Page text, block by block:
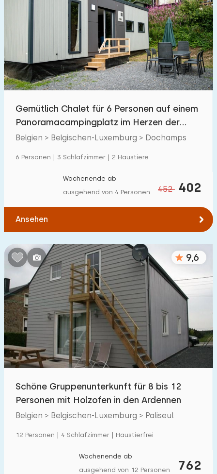
Gemütlich Chalet für 6 Personen auf einem
Panoramacampingplatz im Herzen der
Ardennen
Belgien > Belgischen-Luxemburg > Dochamps
6 Personen | 3 Schlafzimmer | 2 Haustiere
452 402
Wochenende ab
ausgehend von 4 Personen
Ansehen
9,6
Schöne Gruppenunterkunft für 8 bis 12
Personen mit Holzofen in den Ardennen
Belgien > Belgischen-Luxemburg > Paliseul
12 Personen | 4 Schlafzimmer | Haustierfrei
762
Wochenende ab
ausgehend von 12 Personen